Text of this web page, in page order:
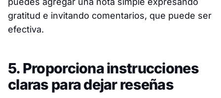
gratitud e invitando comentarios, que puede ser
efectiva.
5. Proporciona instrucciones
claras para dejar reseñas